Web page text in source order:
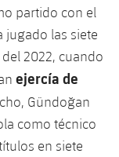
partido con el
jugado las siete
2022, cuando
ejercía de
Gündoğan
como técnico
en siete